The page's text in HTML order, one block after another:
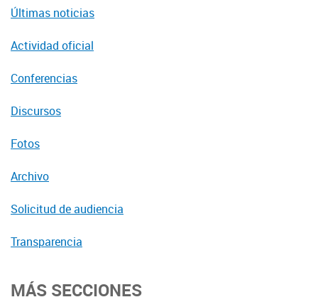
Últimas noticias
Actividad oficial
Conferencias
Discursos
Fotos
Archivo
Solicitud de audiencia
Transparencia
MÁS SECCIONES